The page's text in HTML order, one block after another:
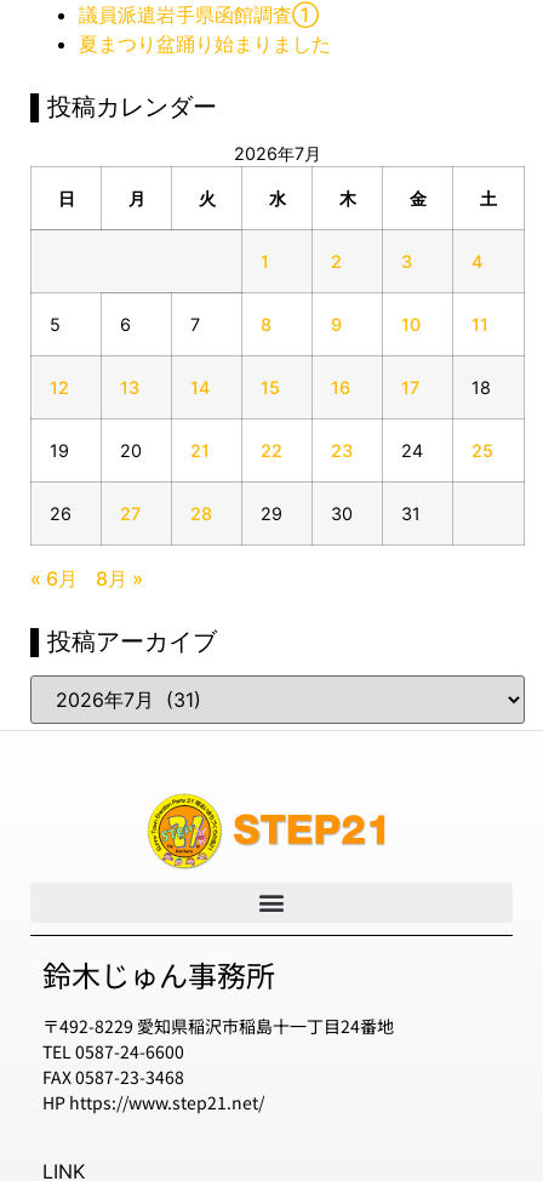
議員派遣岩手県函館調査①
夏まつり盆踊り始まりました
▌投稿カレンダー
2026年7月
日 月 火 水 木 金 土
1 2 3 4
5 6 7 8 9 10 11
12 13 14 15 16 17 18
19 20 21 22 23 24 25
26 27 28 29 30 31
« 6月 8月 »
▌投稿アーカイブ
鈴木じゅん事務所
〒492-8229 愛知県稲沢市稲島十一丁目24番地
TEL 0587-24-6600
FAX 0587-23-3468
HP https://www.step21.net/
LINK